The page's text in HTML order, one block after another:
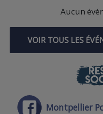
Aucun
VOIR TOUS LES
Montpellier